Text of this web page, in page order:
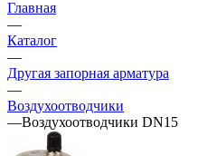
Главная
—
Каталог
—
Другая запорная арматура
—
Воздухоотводчики
—Воздухоотводчики DN15